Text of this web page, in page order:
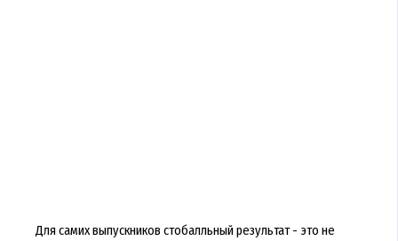
Для самих выпускников стобалльный результат - это не